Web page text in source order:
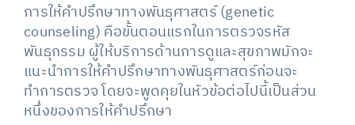
การให้คำปรึกษาทางพันธุศาสตร์ (genetic
counseling) คือขั้นตอนแรกในการตรวจรหัส
พันธุกรรม ผู้ให้บริการด้านการดูและสุขภาพมักจะ
แนะนำการให้คำปรึกษาทางพันธุศาสตร์ก่อนจะ
ทำการตรวจ โดยจะพูดคุยในหัวข้อต่อไปนี้เป็นส่วน
หนึ่งของการให้คำปรึกษา